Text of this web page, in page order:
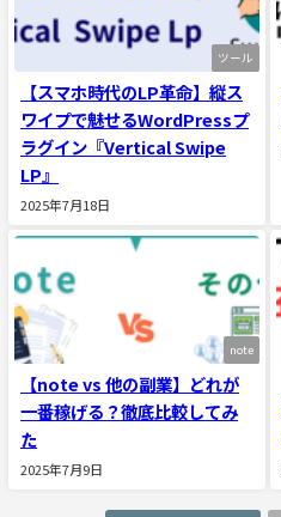
ツール
【スマホ時代のLP革命】縦ス
ワイプで魅せるWordPressプ
ラグイン『Vertical Swipe
LP』
2025年7月18日
note
【note vs 他の副業】どれが
一番稼げる？徹底比較してみ
た
2025年7月9日